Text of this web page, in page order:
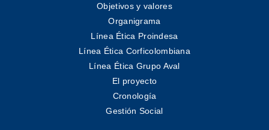
Objetivos y valores
Organigrama
Línea Ética Proindesa
Línea Ética Corficolombiana
Línea Ética Grupo Aval
El proyecto
Cronología
Gestión Social